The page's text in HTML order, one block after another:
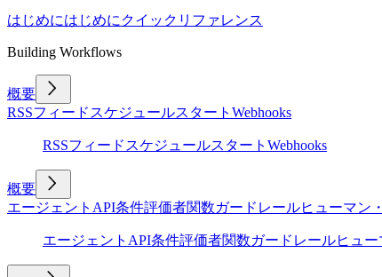
はじめにはじめに クイックリファレンス
Building Workflows
概要
RSSフィード スケジュールスタート Webhooks
RSSフィード スケジュールスタート Webhooks
概要
エージェント API条件評価者関数ガードレールヒューマン
エージェント API条件評価者関数ガードレールヒュ